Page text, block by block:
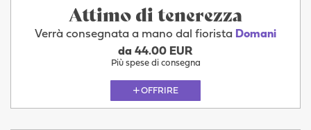
Attimo di tenerezza
Verrà consegnata a mano dal fiorista Domani
da 44.00 EUR
Più spese di consegna
OFFRIRE